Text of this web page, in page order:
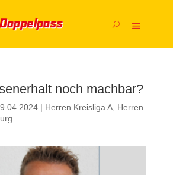
noch machbar?
| Herren Kreisliga A, Herren